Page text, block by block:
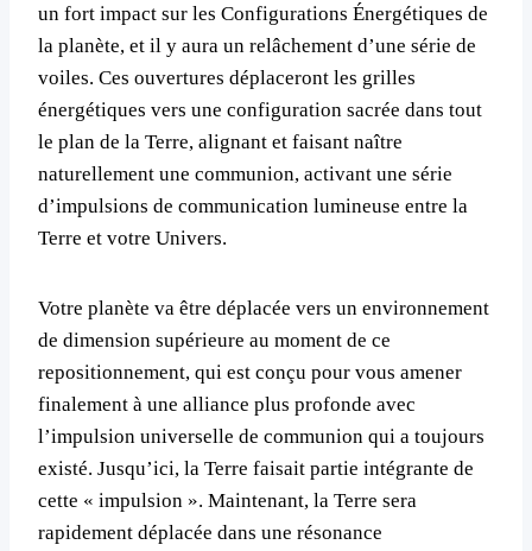
un fort impact sur les Configurations Énergétiques de
la planète, et il y aura un relâchement d’une série de
voiles. Ces ouvertures déplaceront les grilles
énergétiques vers une configuration sacrée dans tout
le plan de la Terre, alignant et faisant naître
naturellement une communion, activant une série
d’impulsions de communication lumineuse entre la
Terre et votre Univers.
Votre planète va être déplacée vers un environnement
de dimension supérieure au moment de ce
repositionnement, qui est conçu pour vous amener
finalement à une alliance plus profonde avec
l’impulsion universelle de communion qui a toujours
existé. Jusqu’ici, la Terre faisait partie intégrante de
cette « impulsion ». Maintenant, la Terre sera
rapidement déplacée dans une résonance